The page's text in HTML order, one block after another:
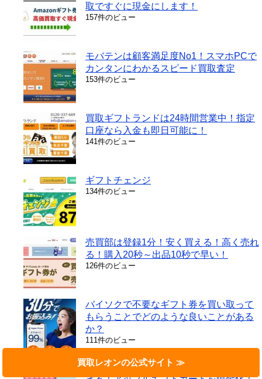
取ですぐに現金にします！
157件のビュー
モバテンは顧客満足度No1！スマホPCで
カンタンにわかるスピード買取査定
153件のビュー
買取ギフトランドは24時間営業中！指定
口座なら入金も即日可能に！
141件のビュー
ギフトチェンジ
134件のビュー
売買部は登録1分！安く買える！高く売れ
る！購入20秒～出品10秒で早い！
126件のビュー
バイソクで不要なギフト券を買い取って
もらうことでどのような良いことがある
か？
111件のビュー
買取高額箱は電子ギフト券を高価買取で
買取レオンの公式サイト